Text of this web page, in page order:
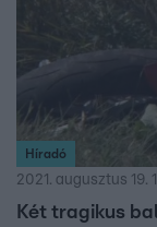
Híradó
2021. augusztus 19.
Két tragikus